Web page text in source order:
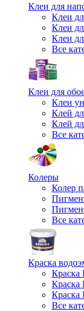
Клеи для
Клеи
Клеи
Клеи
Все
Клеи для
Клеи
Клей
Клей
Все
Колеры
Колер
Все
Краска
Краска
Краска
Краска
Все